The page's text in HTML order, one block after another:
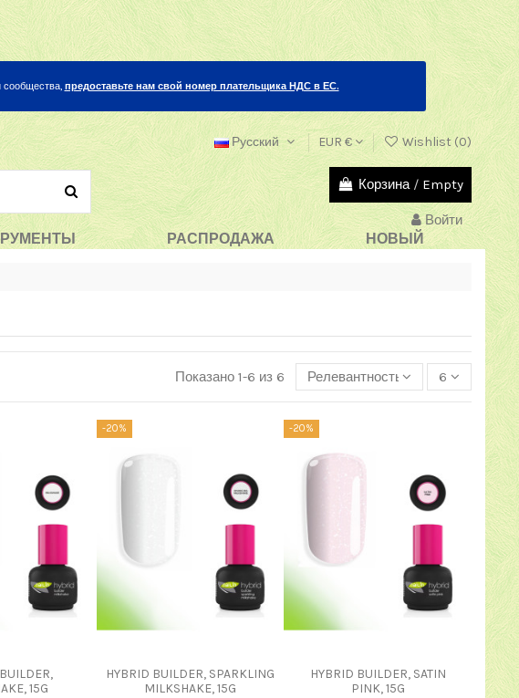
сообщества, предоставьте нам свой номер плательщика НДС в ЕС.
Русский EUR € Wishlist (0)
Корзина / Empty
Войти
РАСПРОДАЖА НОВЫЙ
Показано 1-6 из 6 Релевантность 6
15G
-20%
HYBRID BUILDER, SPARKLING
MILKSHAKE, 15G
-20%
HYBRID BUILDER, SATIN
PINK, 15G